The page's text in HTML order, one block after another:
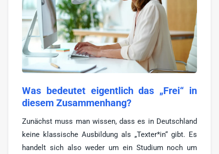
Was bedeutet eigentlich das „Frei“ in
diesem Zusammenhang?
Zunächst muss man wissen, dass es in Deutschland
keine klassische Ausbildung als „Texter*in“ gibt. Es
handelt sich also weder um ein Studium noch um